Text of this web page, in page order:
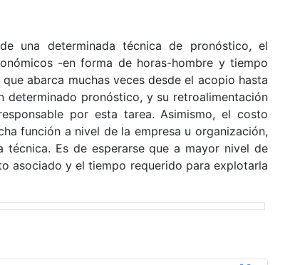
una determinada técnica de pronóstico, el
-en forma de horas-hombre y tiempo
abarca muchas veces desde el acopio hasta
pronóstico, y su retroalimentación
por esta tarea. Asimismo, el costo
función a nivel de la empresa u organización,
Es de esperarse que a mayor nivel de
asociado y el tiempo requerido para explotarla